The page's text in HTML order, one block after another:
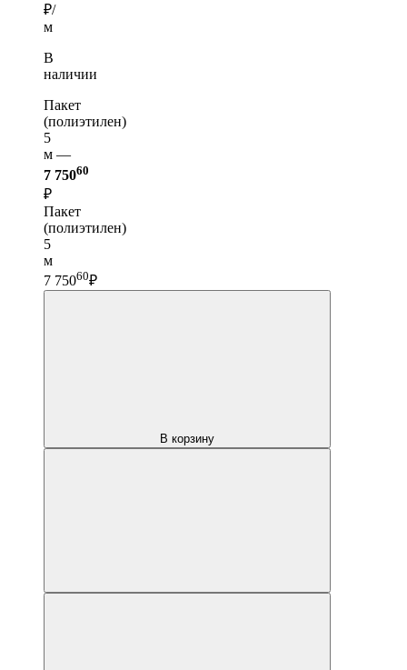
₽/
м
В
наличии
Пакет
(полиэтилен)
5
м —
7 75060
₽
Пакет
(полиэтилен)
5
м
7 75060₽
В корзину